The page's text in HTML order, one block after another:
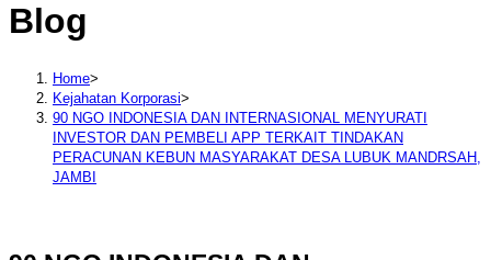
Blog
Home>
Kejahatan Korporasi>
90 NGO INDONESIA DAN INTERNASIONAL MENYURATI
INVESTOR DAN PEMBELI APP TERKAIT TINDAKAN
PERACUNAN KEBUN MASYARAKAT DESA LUBUK MANDRSAH,
JAMBI